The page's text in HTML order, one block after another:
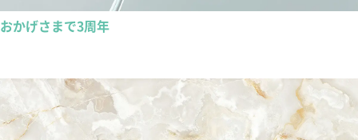
おかげさまで3周年